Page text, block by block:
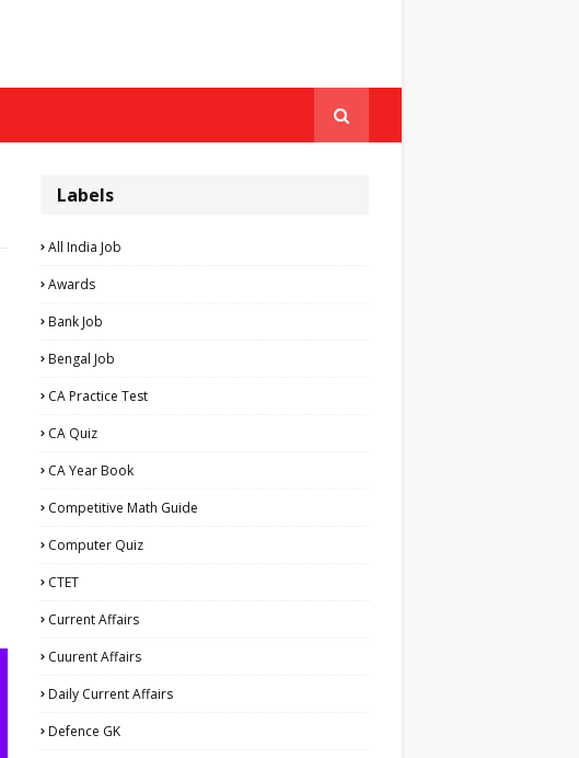
Labels
All India Job
Awards
Bank Job
Bengal Job
CA Practice Test
CA Quiz
CA Year Book
Competitive Math Guide
Computer Quiz
CTET
Current Affairs
Cuurent Affairs
Daily Current Affairs
Defence GK